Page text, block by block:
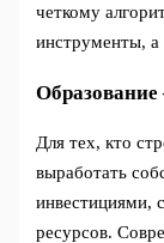
четкому
инструменты, а
Для тех, кто
выработать
инвестициями,
ресурсов.